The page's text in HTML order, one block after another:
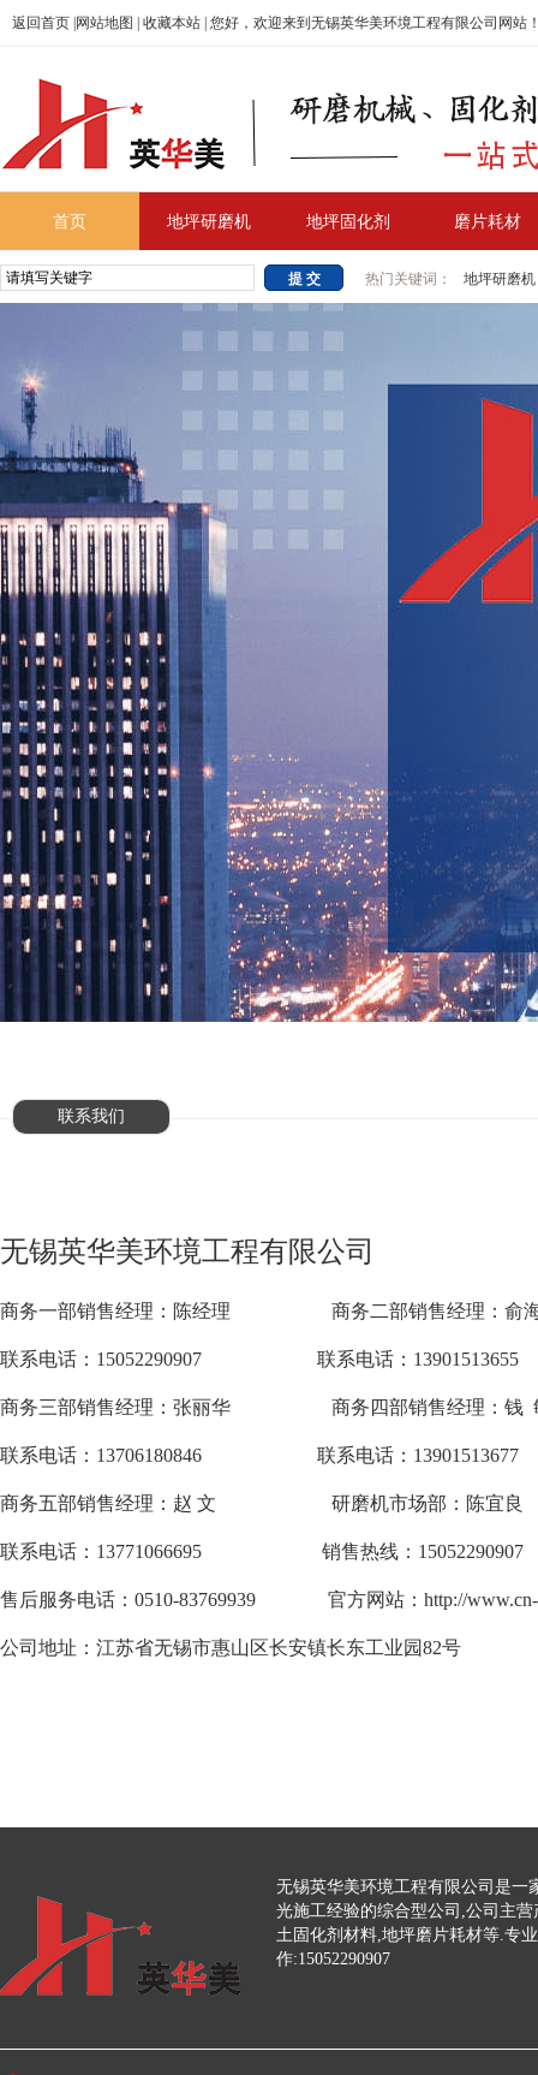
返回首页 网站地图 收藏本站 | 您好，欢迎来到无锡英华美环境工程有限公司网站
首页 地坪研磨机 地坪固化剂 磨片耗材
热门关键词： 地坪研磨机
联系我们
无锡英华美环境工程有限公司
商务一部销售经理：陈经理 商务二部销售经理：俞
联系电话：15052290907 联系电话：13901513655
商务三部销售经理：张丽华 商务四部销售经理：钱
联系电话：13706180846 联系电话：13901513677
商务五部销售经理：赵 文 研磨机市场部 ：陈宜良
联系电话：13771066695 销售热线：15052290907
售后服务电话：0510-83769939 官方网站：http://www.cn-
公司地址：江苏省无锡市惠山区长安镇长东工业园82号
无锡英华美环境工程有限公司是一
光施工经验的综合型公司,公司主
土固化剂材料,地坪磨片耗材等.专
作:15052290907